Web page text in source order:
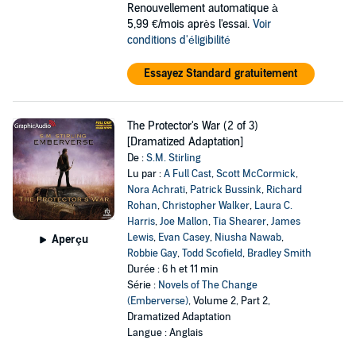
Renouvellement automatique à
5,99 €/mois après l'essai. Voir
conditions d'éligibilité
Essayez Standard gratuitement
Aperçu
The Protector's War (2 of 3)
[Dramatized Adaptation]
De :S.M. Stirling
Lu par :A Full Cast,Scott McCormick,
Nora Achrati, Patrick Bussink, Richard
Rohan,Christopher Walker, Laura C.
Harris,Joe Mallon,Tia Shearer,James
Lewis, Evan Casey, Niusha Nawab,
Robbie Gay,Todd Scofield, Bradley Smith
Durée : 6 h et 11 min
Série : Novels of The Change
(Emberverse), Volume 2, Part 2,
Dramatized Adaptation
Langue : Anglais